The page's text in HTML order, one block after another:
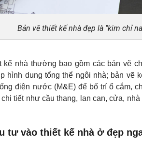
Bản vẽ thiết kế nhà đẹp là "kim chỉ
kế nhà thường bao gồm các bản vẽ
hình dung tổng thể ngôi nhà; bản vẽ
điện nước (M&E) để bố trí ổ cắm,
tiết như cầu thang, lan can, cửa,
tư vào thiết kế nhà ở đẹp